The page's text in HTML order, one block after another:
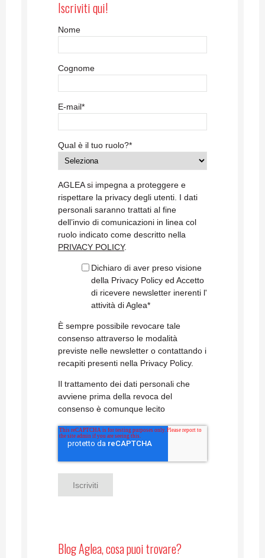
Iscriviti qui!
Nome
Cognome
E-mail*
Qual è il tuo ruolo?*
AGLEA si impegna a proteggere e
rispettare la privacy degli utenti. I dati
personali saranno trattati al fine
dell’invio di comunicazioni in linea col
ruolo indicato come descritto nella
PRIVACY POLICY.
Dichiaro di aver preso visione
della Privacy Policy ed Accetto
di ricevere newsletter inerenti l'
attività di Aglea*
È sempre possibile revocare tale
consenso attraverso le modalità
previste nelle newsletter o contattando i
recapiti presenti nella Privacy Policy.
Il trattamento dei dati personali che
avviene prima della revoca del
consenso è comunque lecito
Blog Aglea, cosa puoi trovare?